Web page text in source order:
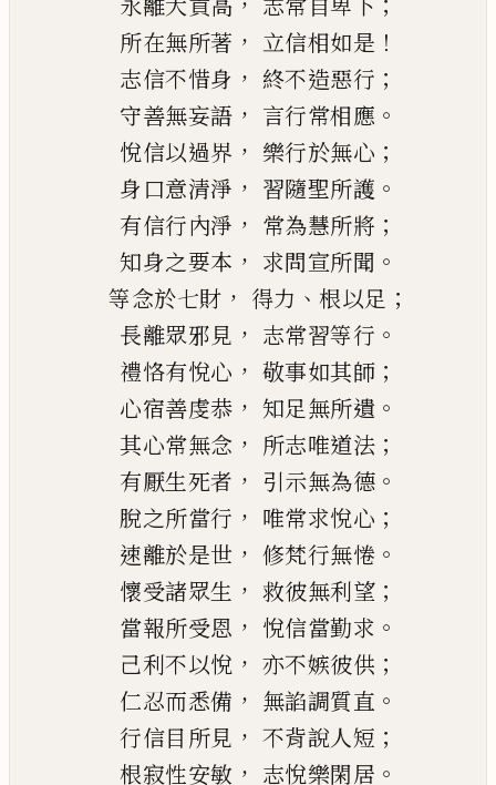
永離大貢高 志常自卑下
所在無所著 ， 立信相如是 ！
志信不惜身 ， 終不造惡行 ；
守善無妄語 ， 言行常相應 。
悅信以過界 ， 樂行於無心 ；
身口意清淨 ， 習隨聖所護 。
有信行內淨 ， 常為慧所將 ；
知身之要本 ， 求問宣所聞 。
等念於七財 ， 得力 、 根以足 ；
長離眾邪見 ， 志常習等行 。
禮恪有悅心 ， 敬事如其師 ；
心宿善虔恭 ， 知足無所遺 。
其心常無念 ， 所志唯道法 ；
有厭生死者 ， 引示無為德 。
脫之所當行 ， 唯常求悅心 ；
速離於是世 ， 修梵行無惓 。
懷受諸眾生 ， 救彼無利望 ；
當報所受恩 ， 悅信當勤求 。
己利不以悅 ， 亦不嫉彼供 ；
仁忍而悉備 ， 無諂調質直 。
行信目所見 ， 不背說人短 ；
根寂性安敏 ， 志悅樂閑居 。